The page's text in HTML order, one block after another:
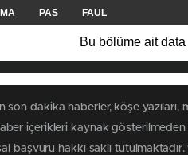
PAS FAUL
Bu bölüme ait
son dakika haberler, köşe
içerikleri kaynak gösterilmeden
başvuru hakkı saklı